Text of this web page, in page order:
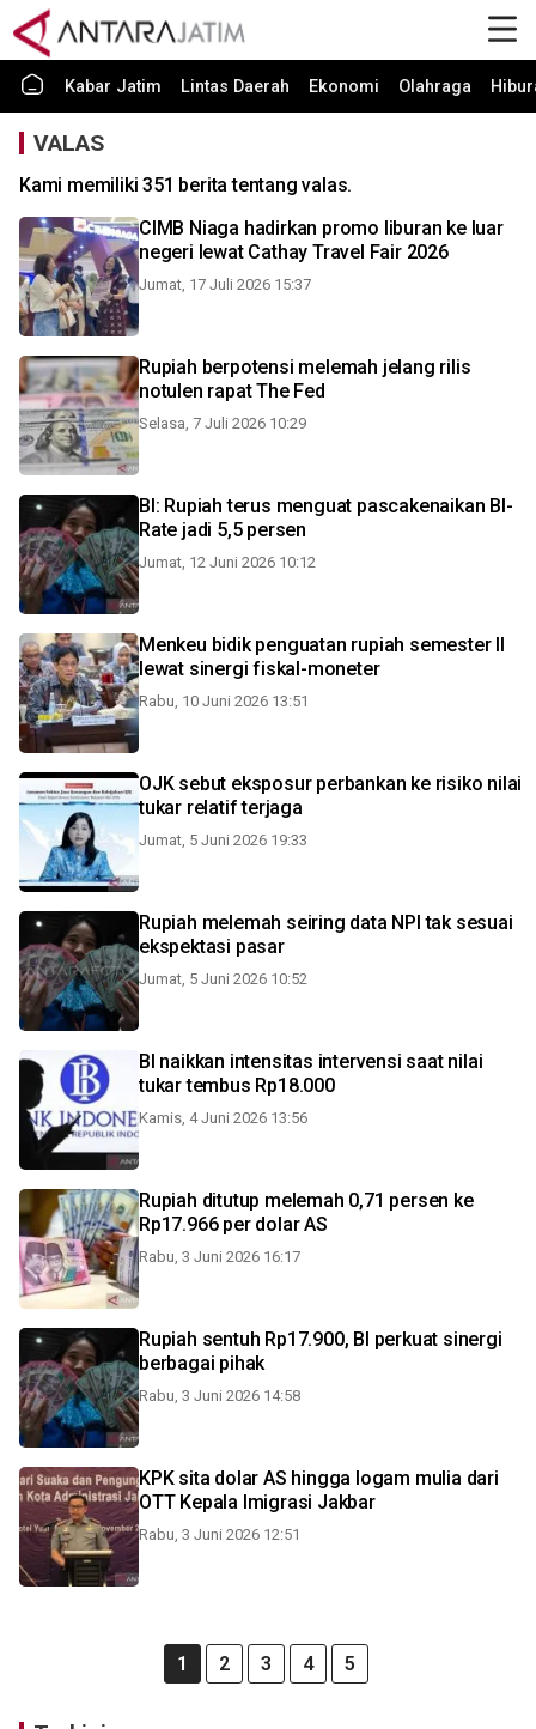
Kabar Jatim Lintas Daerah Ekonomi Olahraga
VALAS
Kami memiliki 351 berita tentang valas.
CIMB Niaga hadirkan promo liburan ke luar
negeri lewat Cathay Travel Fair 2026
Jumat, 17 Juli 2026 15:37
Rupiah berpotensi melemah jelang rilis
notulen rapat The Fed
Selasa, 7 Juli 2026 10:29
BI: Rupiah terus menguat pascakenaikan BI-
Rate jadi 5,5 persen
Jumat, 12 Juni 2026 10:12
Menkeu bidik penguatan rupiah semester II
lewat sinergi fiskal-moneter
Rabu, 10 Juni 2026 13:51
OJK sebut eksposur perbankan ke risiko nilai
tukar relatif terjaga
Jumat, 5 Juni 2026 19:33
Rupiah melemah seiring data NPI tak sesuai
ekspektasi pasar
Jumat, 5 Juni 2026 10:52
BI naikkan intensitas intervensi saat nilai
tukar tembus Rp18.000
Kamis, 4 Juni 2026 13:56
Rupiah ditutup melemah 0,71 persen ke
Rp17.966 per dolar AS
Rabu, 3 Juni 2026 16:17
Rupiah sentuh Rp17.900, BI perkuat sinergi
berbagai pihak
Rabu, 3 Juni 2026 14:58
KPK sita dolar AS hingga logam mulia dari
OTT Kepala Imigrasi Jakbar
Rabu, 3 Juni 2026 12:51
1 2 3 4 5